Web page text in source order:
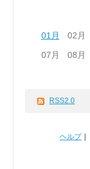
01月 02月
07月
08月
RSS2.0
ヘルプ｜